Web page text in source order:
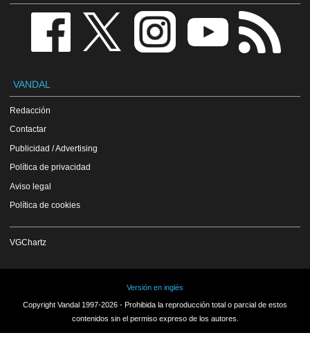
VANDAL
Redacción
Contactar
Publicidad / Advertising
Política de privacidad
Aviso legal
Política de cookies
VGChartz
Versión en inglés
Copyright Vandal 1997-2026 - Prohibida la reproducción total o parcial de estos
contenidos sin el permiso expreso de los autores.